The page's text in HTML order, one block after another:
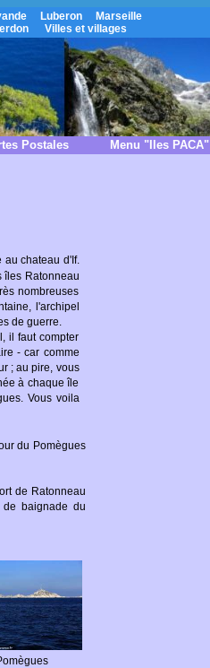
Luberon
Marseille
Villes et villages
Postales Menu "Iles PACA"
chateau d'If.
îles Ratonneau
nombreuses
l'archipel
de guerre.
il faut compter
- car comme
; au pire, vous
à chaque île
Vous voila
du Pomègues
de Ratonneau
baignade du